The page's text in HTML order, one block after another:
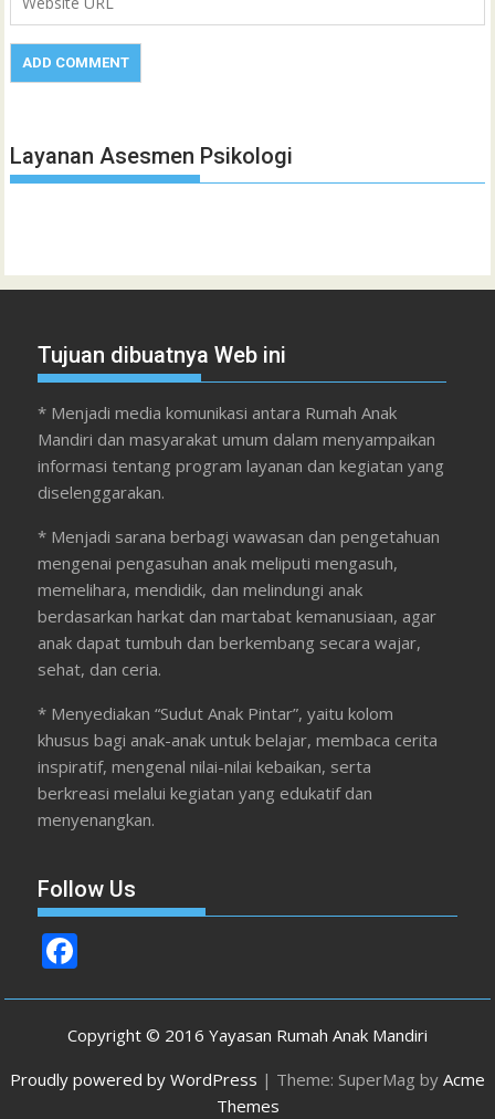
Layanan Asesmen Psikologi
Tujuan dibuatnya Web ini
* Menjadi media komunikasi antara Rumah Anak
Mandiri dan masyarakat umum dalam menyampaikan
informasi tentang program layanan dan kegiatan yang
diselenggarakan.
* Menjadi sarana berbagi wawasan dan pengetahuan
mengenai pengasuhan anak meliputi mengasuh,
memelihara, mendidik, dan melindungi anak
berdasarkan harkat dan martabat kemanusiaan, agar
anak dapat tumbuh dan berkembang secara wajar,
sehat, dan ceria.
* Menyediakan “Sudut Anak Pintar”, yaitu kolom
khusus bagi anak-anak untuk belajar, membaca cerita
inspiratif, mengenal nilai-nilai kebaikan, serta
berkreasi melalui kegiatan yang edukatif dan
menyenangkan.
Follow Us
ac
e
b
o
Copyright © 2016 Yayasan Rumah Anak Mandiri
Proudly powered by WordPress | Theme: SuperMag by Acme
Themes